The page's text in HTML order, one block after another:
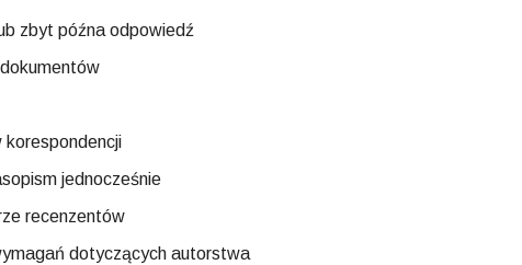
zbyt późna odpowiedź
jednocześnie
recenzentów
dotyczących autorstwa